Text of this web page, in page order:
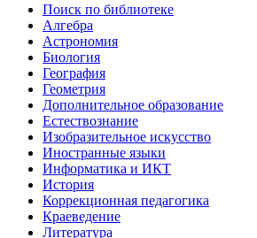
Поиск по библиотеке
Алгебра
Астрономия
Биология
География
Геометрия
Дополнительное образование
Естествознание
Изобразительное искусство
Иностранные языки
Информатика и ИКТ
История
Коррекционная педагогика
Краеведение
Литература